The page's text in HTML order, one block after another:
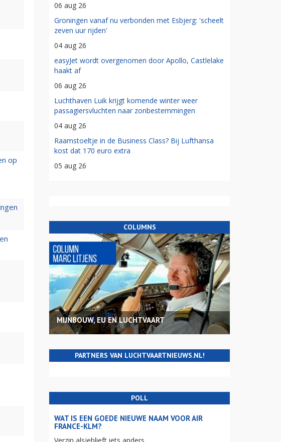
op
06 aug 26
Groningen vanaf nu verbonden met Esbjerg: 'scheelt
zeven uur rijden'
04 aug 26
easyJet wordt overgenomen door Apollo, Castlelake
haakt af
06 aug 26
Luchthaven Luik krijgt komende winter weer
passagiersvluchten naar zonbestemmingen
04 aug 26
Raamstoeltje in de Business Class? Bij Lufthansa
kost dat 170 euro extra
05 aug 26
COLUMNS
MIJNBOUW, EU EN LUCHTVAART
PARTNERS VAN LUCHTVAARTNIEUWS.NL!
POLL
WAT IS EEN GOEDE NIEUWE NAAM VOOR AIR
FRANCE-KLM?
Verzin alsjeblieft iets anders